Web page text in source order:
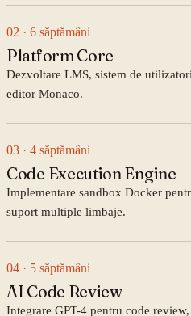
02 · 6 săptămâni
Platform Core
Dezvoltare LMS, sistem de
editor Monaco.
03 · 4 săptămâni
Code Execution Engine
Implementare sandbox Docker
suport multiple limbaje.
04 · 5 săptămâni
AI Code Review
Integrare GPT-4 pentru code